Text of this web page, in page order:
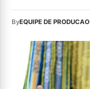
ByEQUIPE DE PRODUCAO